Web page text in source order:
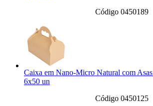
Código 0450189
Caixa em Nano-Micro Natural com
6x50 un
Código 0450125